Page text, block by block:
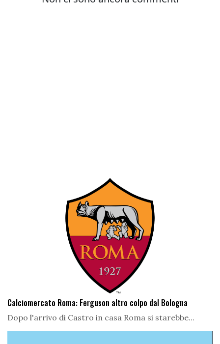
Calciomercato Roma: Ferguson altro colpo dal Bologna
Dopo l'arrivo di Castro in casa Roma si starebbe...